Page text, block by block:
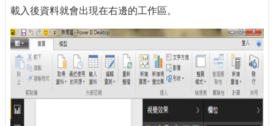
載入後資料就會出現在右邊的工作區。